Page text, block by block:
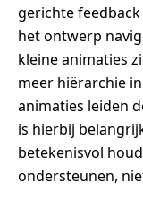
gerichte
het ontwerp
kleine animaties
meer hiërarchie
animaties leiden
is hierbij
betekenisvol
ondersteunen,